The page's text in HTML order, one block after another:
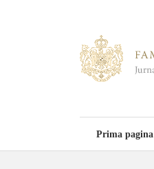
Prima pagina